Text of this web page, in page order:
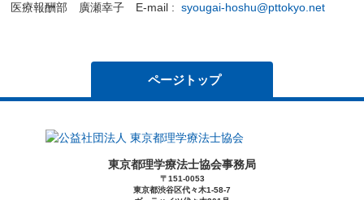
医療報酬部 廣瀬幸子 E-mail :syougai-hoshu@pttokyo.net
ページトップ
東京都理学療法士協会事務局
〒151-0053
東京都渋谷区代々木1-58-7